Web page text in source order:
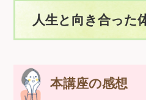
人生と向き合った
本講座の感想